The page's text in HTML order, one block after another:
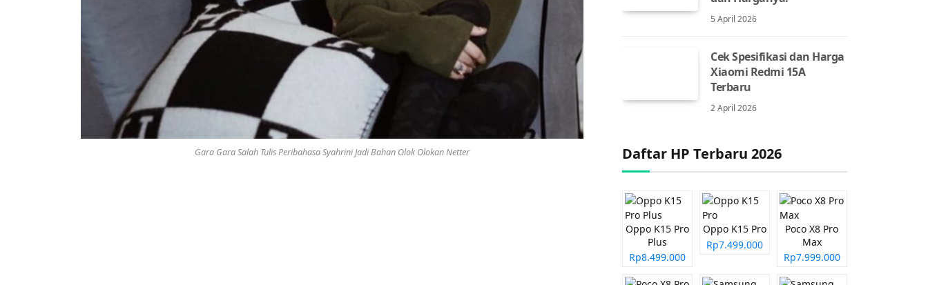
Gara Gara Salah Tulis Peribahasa Syahrini Jadi Bahan Olok Olokan Netter
5 April 2026
Cek Spesifikasi dan Harga
Xiaomi Redmi 15A
Terbaru
2 April 2026
Daftar HP Terbaru 2026
Oppo K15 Pro
Plus
Rp8.499.000
Oppo K15 Pro
Rp7.499.000
Poco X8 Pro
Max
Rp7.999.000